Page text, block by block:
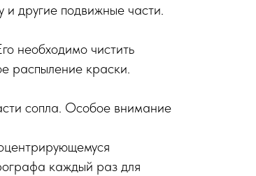
и другие подвижные части.
необходимо чистить
распыление краски.
сопла. Особое внимание
каждый раз для